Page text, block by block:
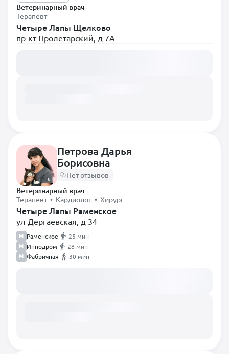
Ветеринарный врач
Терапевт
Четыре Лапы Щелково
пр-кт Пролетарский, д 7А
Петрова Дарья
Борисовна
Нет отзывов
Ветеринарный врач
Терапевт • Кардиолог • Хирург
Четыре Лапы Раменское
ул Дергаевская, д 34
Раменское
25 мин
Ипподром
28 мин
Фабричная
30 мин